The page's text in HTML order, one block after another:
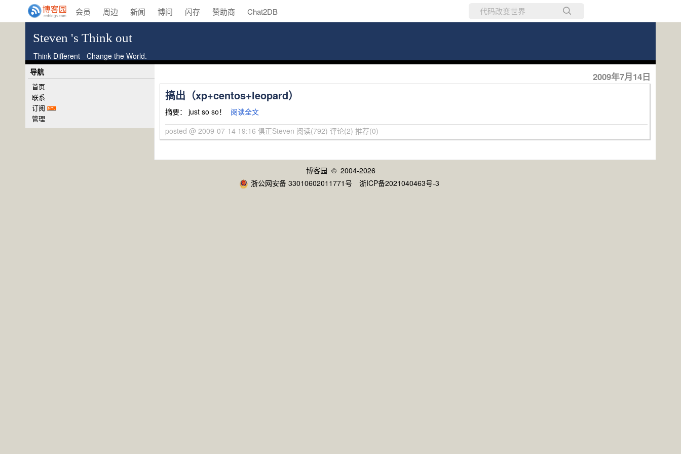
会员 周边 新闻 博问 闪存 赞助商 Chat2DB
Steven 's Think out
Think Different - Change the World.
2009年7月14日
搞出（xp+centos+leopard）
摘要： just so so！
阅读全文
posted @ 2009-07-14 19:16 俱正Steven 阅读(792) 评论(2) 推荐(0)
导航
首页
联系
订阅
管理
博客园 © 2004-2026
浙公网安备 33010602011771号
浙ICP备2021040463号-3